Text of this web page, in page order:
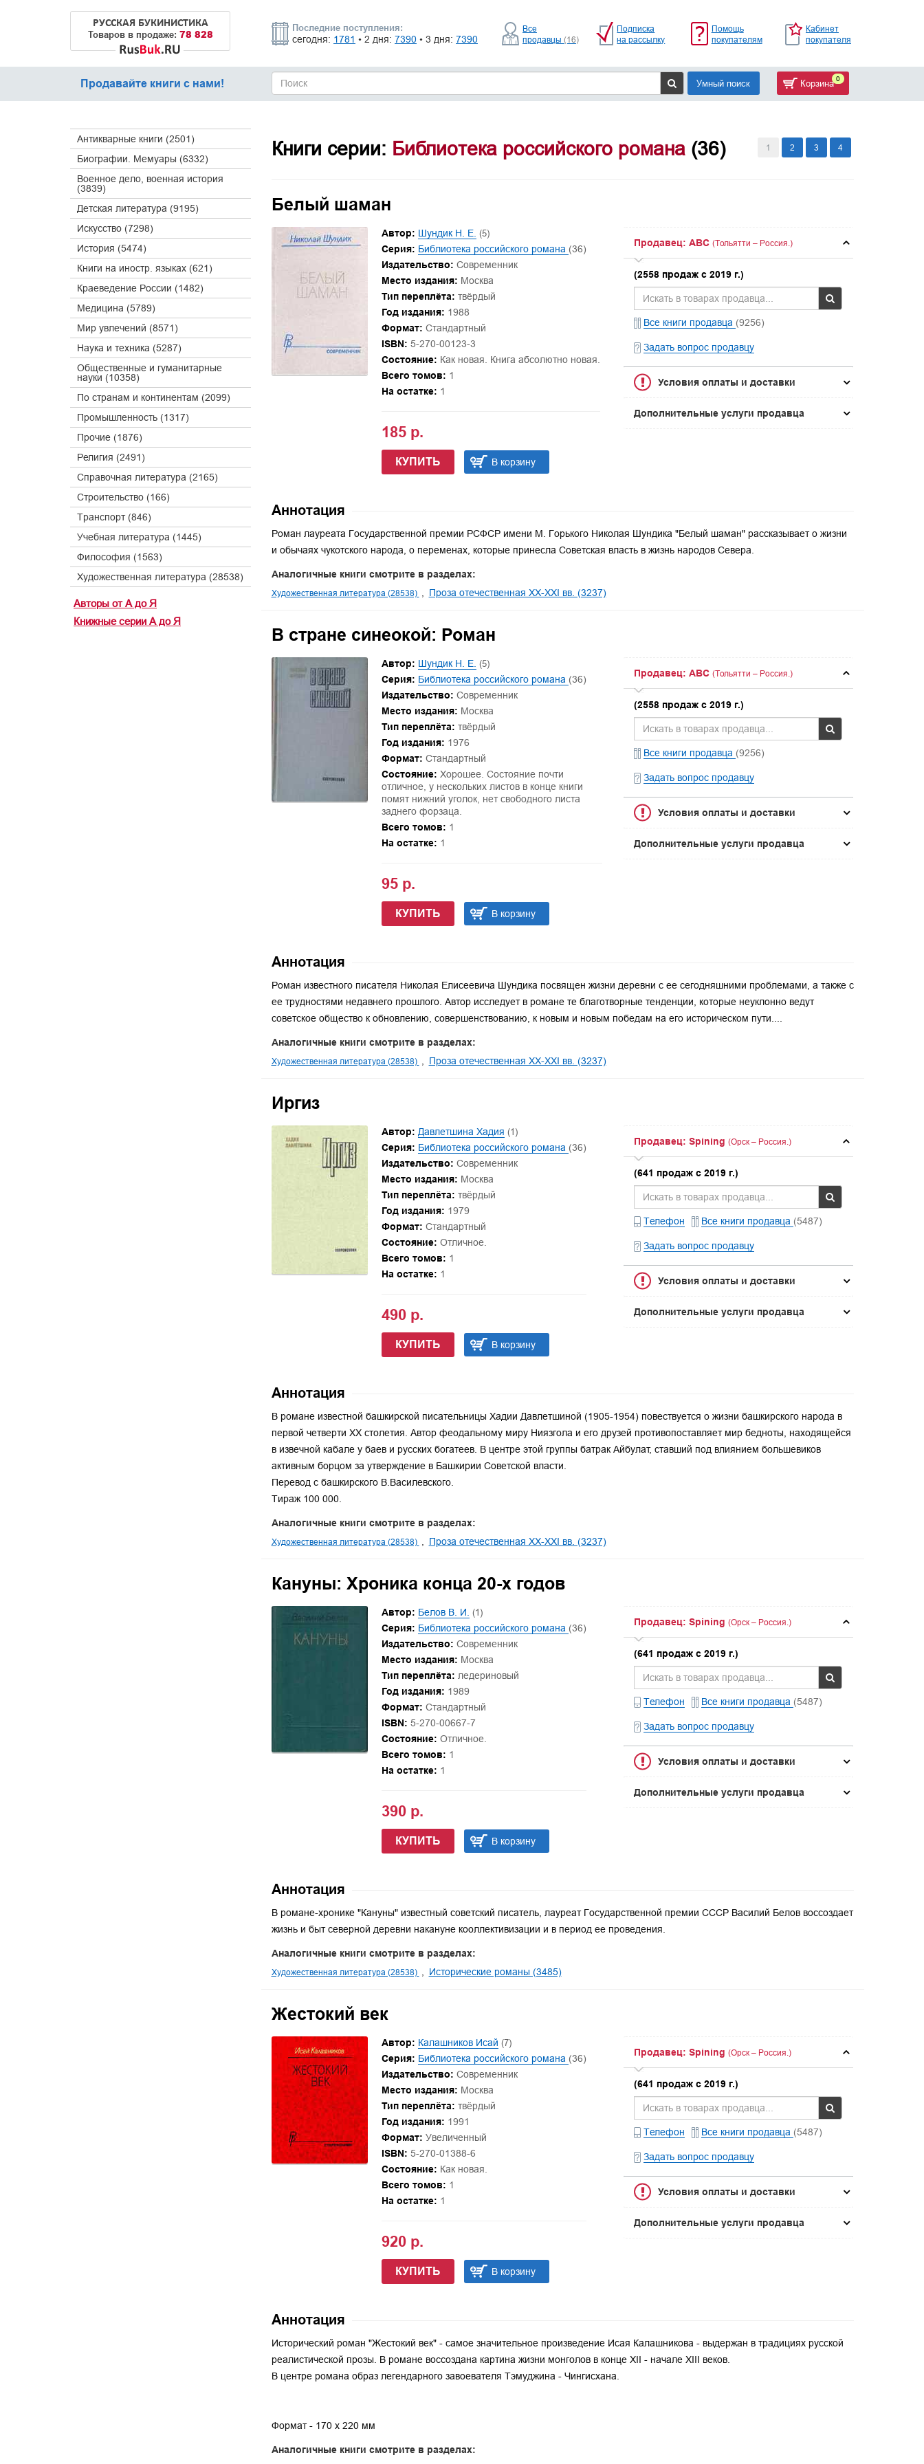
РУССКАЯ БУКИНИСТИКА
Товаров в продаже: 78 828
Последние поступления:
сегодня: 1781 • 2 дня: 7390 • 3 дня: 7390
Все
продавцы (16)
Подписка
на рассылку
Помощь
покупателям
Кабинет
покупателя
Продавайте книги с нами! Умный поиск Корзина 0
Антикварные книги (2501)
Биографии. Мемуары (6332)
Военное дело, военная история
(3839)
Детская литература (9195)
Искусство (7298)
История (5474)
Книги на иностр. языках (621)
Краеведение России (1482)
Медицина (5789)
Мир увлечений (8571)
Наука и техника (5287)
Общественные и гуманитарные
науки (10358)
По странам и континентам (2099)
Промышленность (1317)
Прочие (1876)
Религия (2491)
Справочная литература (2165)
Строительство (166)
Транспорт (846)
Учебная литература (1445)
Философия (1563)
Художественная литература (28538)
Авторы от А до Я
Книжные серии А до Я
Книги серии: Библиотека российского романа (36) 1 2 3 4
Белый шаман
Автор: Шундик Н. Е. (5)
Серия: Библиотека российского романа (36)
Издательство: Современник
Место издания: Москва
Тип переплёта: твёрдый
Год издания: 1988
Формат: Стандартный
ISBN: 5-270-00123-3
Состояние: Как новая. Книга абсолютно новая.
Всего томов: 1
На остатке: 1
185 р.
КУПИТЬ В корзину
Продавец: ABC (Тольятти – Россия.)
(2558 продаж с 2019 г.)
Все книги продавца (9256)
Задать вопрос продавцу
Условия оплаты и доставки
Дополнительные услуги продавца
Аннотация
Роман лауреата Государственной премии РСФСР имени М. Горького Николая Шундика "Белый шаман" рассказывает о жизни
и обычаях чукотского народа, о переменах, которые принесла Советская власть в жизнь народов Севера.
Аналогичные книги смотрите в разделах:
Художественная литература (28538) Проза отечественная XX-XXI вв. (3237)
В стране синеокой: Роман
Автор: Шундик Н. Е. (5)
Серия: Библиотека российского романа (36)
Издательство: Современник
Место издания: Москва
Тип переплёта: твёрдый
Год издания: 1976
Формат: Стандартный
Состояние: Хорошее. Состояние почти
отличное, у нескольких листов в конце книги
помят нижний уголок, нет свободного листа
заднего форзаца.
Всего томов: 1
На остатке: 1
95 р.
КУПИТЬ В корзину
Продавец: ABC (Тольятти – Россия.)
(2558 продаж с 2019 г.)
Все книги продавца (9256)
Задать вопрос продавцу
Условия оплаты и доставки
Дополнительные услуги продавца
Аннотация
Роман известного писателя Николая Елисеевича Шундика посвящен жизни деревни с ее сегодняшними проблемами, а также с
ее трудностями недавнего прошлого. Автор исследует в романе те благотворные тенденции, которые неуклонно ведут
советское общество к обновлению, совершенствованию, к новым и новым победам на его историческом пути....
Аналогичные книги смотрите в разделах:
Художественная литература (28538) Проза отечественная XX-XXI вв. (3237)
Иргиз
Автор: Давлетшина Хадия (1)
Серия: Библиотека российского романа (36)
Издательство: Современник
Место издания: Москва
Тип переплёта: твёрдый
Год издания: 1979
Формат: Стандартный
Состояние: Отличное.
Всего томов: 1
На остатке: 1
490 р.
КУПИТЬ В корзину
Продавец: Spining (Орск – Россия.)
(641 продаж с 2019 г.)
Телефон Все книги продавца (5487)
Задать вопрос продавцу
Условия оплаты и доставки
Дополнительные услуги продавца
Аннотация
В романе известной башкирской писательницы Хадии Давлетшиной (1905-1954) повествуется о жизни башкирского народа в
первой четверти XX столетия. Автор феодальному миру Ниязгола и его друзей противопоставляет мир бедноты, находящейся
в извечной кабале у баев и русских богатеев. В центре этой группы батрак Айбулат, ставший под влиянием большевиков
активным борцом за утверждение в Башкирии Советской власти.
Перевод с башкирского В.Василевского.
Тираж 100 000.
Аналогичные книги смотрите в разделах:
Художественная литература (28538) Проза отечественная XX-XXI вв. (3237)
Кануны: Хроника конца 20-х годов
Автор: Белов В. И. (1)
Серия: Библиотека российского романа (36)
Издательство: Современник
Место издания: Москва
Тип переплёта: ледериновый
Год издания: 1989
Формат: Стандартный
ISBN: 5-270-00667-7
Состояние: Отличное.
Всего томов: 1
На остатке: 1
390 р.
КУПИТЬ В корзину
Продавец: Spining (Орск – Россия.)
(641 продаж с 2019 г.)
Телефон Все книги продавца (5487)
Задать вопрос продавцу
Условия оплаты и доставки
Дополнительные услуги продавца
Аннотация
В романе-хронике "Кануны" известный советский писатель, лауреат Государственной премии СССР Василий Белов воссоздает
жизнь и быт северной деревни накануне кооллективизации и в период ее проведения.
Аналогичные книги смотрите в разделах:
Художественная литература (28538) Исторические романы (3485)
Жестокий век
Автор: Калашников Исай (7)
Серия: Библиотека российского романа (36)
Издательство: Современник
Место издания: Москва
Тип переплёта: твёрдый
Год издания: 1991
Формат: Увеличенный
ISBN: 5-270-01388-6
Состояние: Как новая.
Всего томов: 1
На остатке: 1
920 р.
КУПИТЬ В корзину
Продавец: Spining (Орск – Россия.)
(641 продаж с 2019 г.)
Телефон Все книги продавца (5487)
Задать вопрос продавцу
Условия оплаты и доставки
Дополнительные услуги продавца
Аннотация
Исторический роман "Жестокий век" - самое значительное произведение Исая Калашникова - выдержан в традициях русской
реалистической прозы. В романе воссоздана картина жизни монголов в конце XII - начале XIII веков.
В центре романа образ легендарного завоевателя Тэмуджина - Чингисхана.
Формат - 170 х 220 мм
Аналогичные книги смотрите в разделах: